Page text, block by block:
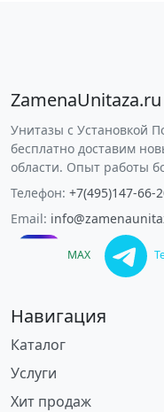
ZamenaUnitaza.ru
Унитазы с Установкой
бесплатно доставим
области. Опыт работы
Телефон: +7(495)147-66-
Email:
MAX
Навигация
Каталог
Услуги
Хит продаж